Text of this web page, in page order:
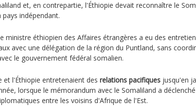
et, en contrepartie, l'Éthiopie devait reconnaître le
indépendant.
ministre éthiopien des Affaires étrangères a eu des
avec une délégation de la région du Puntland, sans
le gouvernement fédéral somalien.
et l'Éthiopie entretenaient des relations pacifiques jusqu'en
lorsque le mémorandum avec le Somaliland a
entre les voisins d'Afrique de l'Est.